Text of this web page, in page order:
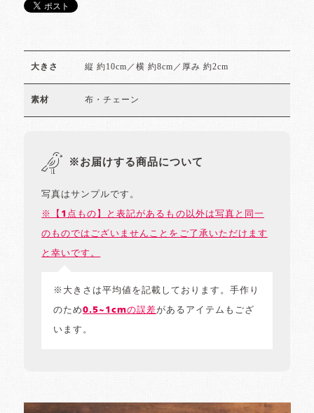
大きさ 縦 約10cm／横 約8cm／厚み 約2cm
素材 布・チェーン
※お届けする商品について
写真はサンプルです。
※【1点もの】と表記があるもの以外は写真と同一
のものではございませんことをご了承いただけます
と幸いです。
※大きさは平均値を記載しております。手作り
のため0.5~1cmの誤差があるアイテムもござ
います。